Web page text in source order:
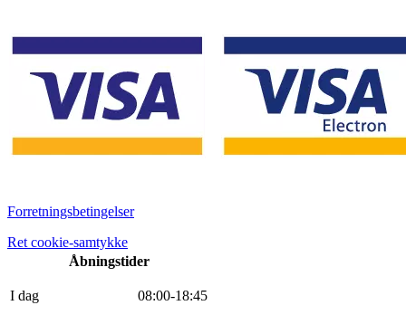
Forretningsbetingelser
Ret cookie-samtykke
Åbningstider
I dag 08:00-18:45